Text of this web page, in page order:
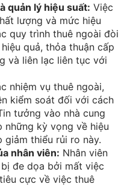
quản lý hiệu suất: Việc
lượng và mức hiệu
quy trình thuê ngoài đòi
quả, thỏa thuận cấp
và liên lạc liên tục với
nhiệm vụ thuê ngoài,
kiểm soát đối với cách
tưởng vào nhà cung
những kỳ vọng về hiệu
thiểu rủi ro này.
nhân viên: Nhân viên
đe dọa bởi mất việc
cực về việc thuê